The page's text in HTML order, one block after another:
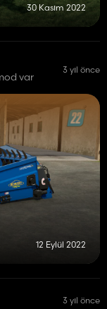
30 Kasım 2022
var
3 yıl önce
12 Eylül 2022
3 yıl önce